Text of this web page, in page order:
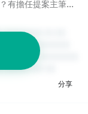
之前有提案經驗嗎？是多少金額的標案呢？有擔任提案主筆、簡報的經驗嗎？
分享